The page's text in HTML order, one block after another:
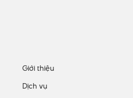
Giới thiệu
Dịch vụ